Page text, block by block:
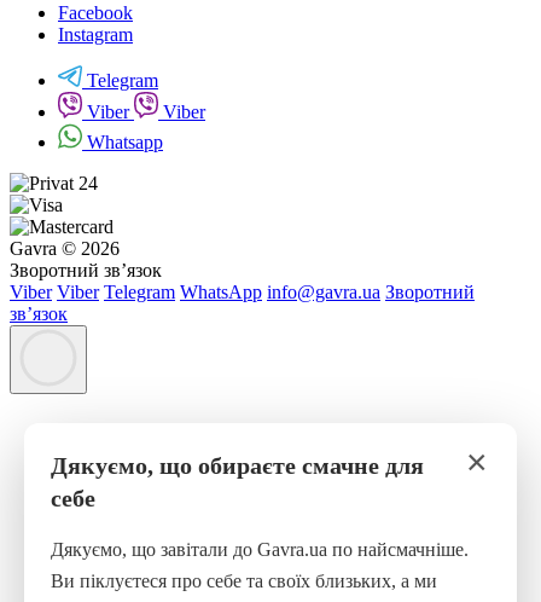
Facebook
Instagram
Telegram
Viber
Viber
Whatsapp
Gavra © 2026
Зворотний зв’язок
Viber Viber Telegram WhatsApp info@gavra.ua Зворотний
зв’язок
Дякуємо, що обираєте смачне для
себе
×
Дякуємо, що завітали до Gavra.ua по найсмачніше.
Ви піклуєтеся про себе та своїх близьких, а ми